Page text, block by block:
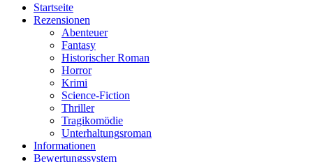
Startseite
Rezensionen
Abenteuer
Fantasy
Historischer Roman
Horror
Krimi
Science-Fiction
Thriller
Tragikomödie
Unterhaltungsroman
Informationen
Bewertungssystem